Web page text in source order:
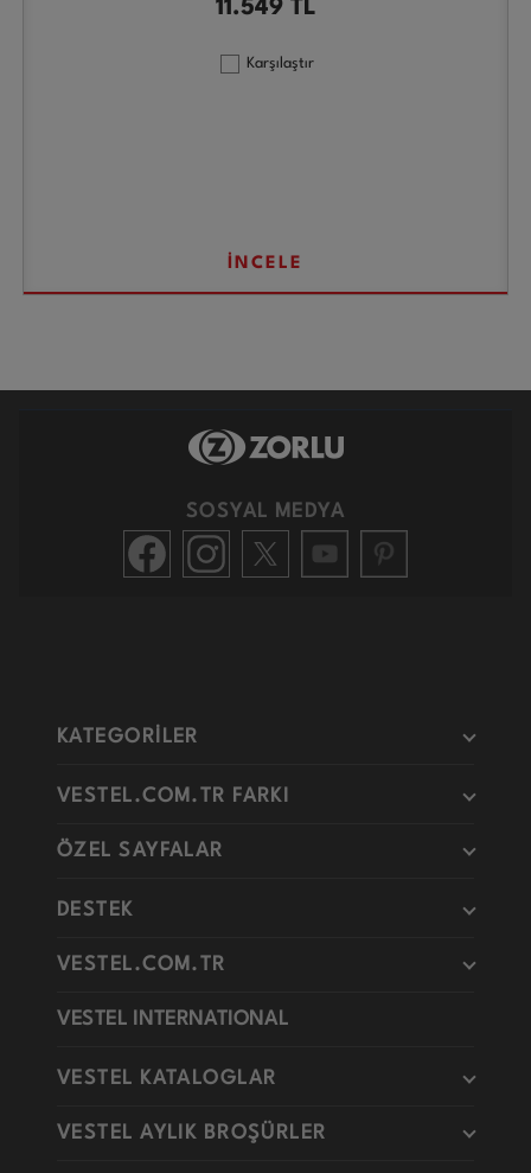
11.549 TL
Karşılaştır
İNCELE
SOSYAL MEDYA
KATEGORİLER
VESTEL.COM.TR FARKI
ÖZEL SAYFALAR
DESTEK
VESTEL.COM.TR
VESTEL INTERNATIONAL
VESTEL KATALOGLAR
VESTEL AYLIK BROŞÜRLER